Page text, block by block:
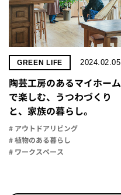
GREEN LIFE 2024.02.05
陶芸工房のあるマイホーム
で楽しむ、うつわづくり
と、家族の暮らし。
# アウトドアリビング
# 植物のある暮らし
# ワークスペース